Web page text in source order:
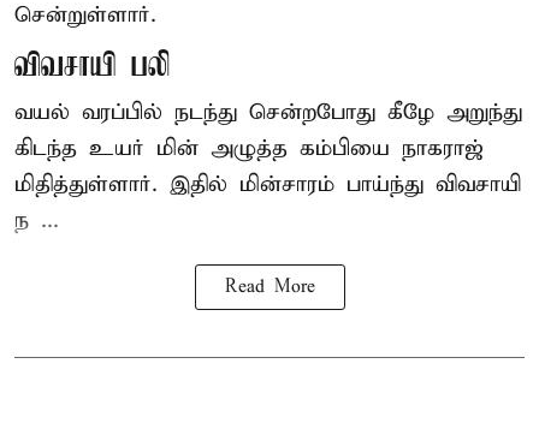
சென்றுள்ளார்.
விவசாயி பலி
வயல் வரப்பில் நடந்து சென்றபோது கீழே அறுந்து
கிடந்த உயர் மின் அழுத்த கம்பியை நாகராஜ்
மிதித்துள்ளார். இதில் மின்சாரம் பாய்ந்து விவசாயி
ந ...
Read More